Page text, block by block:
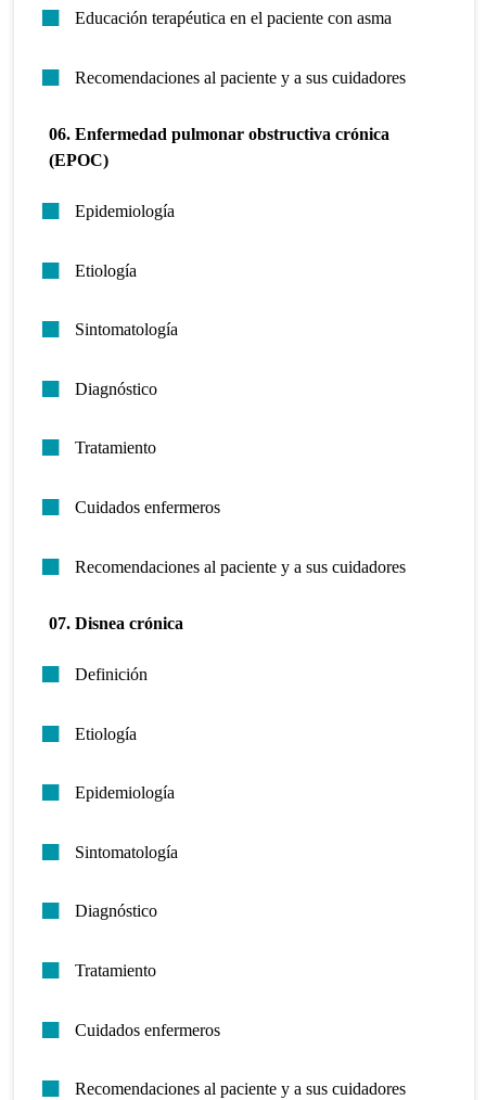
Educación terapéutica en el paciente con asma
Recomendaciones al paciente y a sus cuidadores
06. Enfermedad pulmonar obstructiva crónica
(EPOC)
Epidemiología
Etiología
Sintomatología
Diagnóstico
Tratamiento
Cuidados enfermeros
Recomendaciones al paciente y a sus cuidadores
07. Disnea crónica
Definición
Etiología
Epidemiología
Sintomatología
Diagnóstico
Tratamiento
Cuidados enfermeros
Recomendaciones al paciente y a sus cuidadores